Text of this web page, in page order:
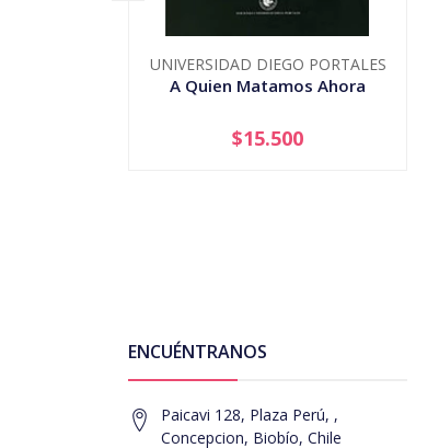
UNIVERSIDAD DIEGO PORTALES
A Quien Matamos Ahora
+
$15.500
ENCUÉNTRANOS
Paicavi 128, Plaza Perú, ,
Concepcion, Biobío, Chile